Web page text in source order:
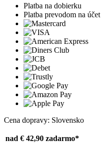
Platba na dobierku
Platba prevodom na účet
Cena dopravy: Slovensko
nad € 42,90 zadarmo*